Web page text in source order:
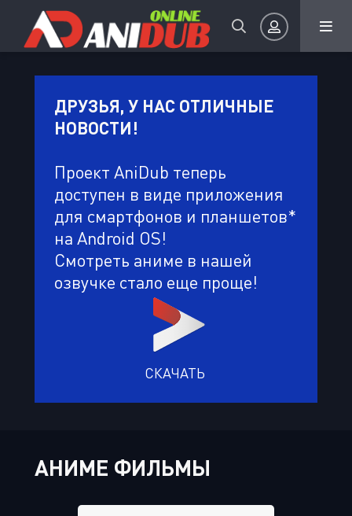
Авторизация
Запомнить
Регистрация Восстановить пароль
Или войти через
ДРУЗЬЯ, У НАС ОТЛИЧНЫЕ
НОВОСТИ!
Проект AniDub теперь
доступен в виде приложения
для смартфонов и планшетов*
на Android OS!
Смотреть аниме в нашей
озвучке стало еще проще!
СКАЧАТЬ
АНИМЕ ФИЛЬМЫ